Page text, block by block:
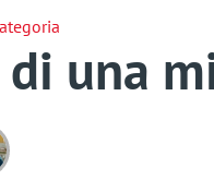
una